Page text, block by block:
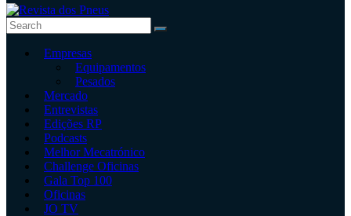
Revista
dos
independente
serviços
Empresas
Equipamentos
Pesados
Mercado
Entrevistas
Edições RP
Podcasts
Melhor Mecatrónico
Challenge Oficinas
Gala Top 100
Oficinas
JO TV